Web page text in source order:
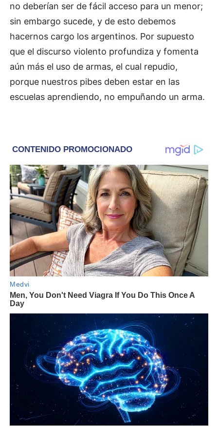
no deberían ser de fácil acceso para un menor;
sin embargo sucede, y de esto debemos
hacernos cargo los argentinos. Por supuesto
que el discurso violento profundiza y fomenta
aún más el uso de armas, el cual repudio,
porque nuestros pibes deben estar en las
escuelas aprendiendo, no empuñando un arma.